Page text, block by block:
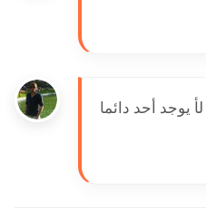
لأ يوجد أحد دائما